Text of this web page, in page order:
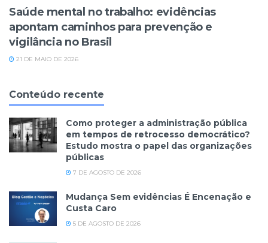
Saúde mental no trabalho: evidências
apontam caminhos para prevenção e
vigilância no Brasil
21 DE MAIO DE 2026
Conteúdo recente
Como proteger a administração pública
em tempos de retrocesso democrático?
Estudo mostra o papel das organizações
públicas
7 DE AGOSTO DE 2026
Mudança Sem evidências É Encenação e
Custa Caro
5 DE AGOSTO DE 2026